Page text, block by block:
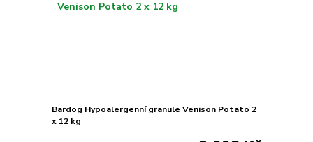
Bardog Hypoalergenní granule Venison Potato 2
x 12 kg